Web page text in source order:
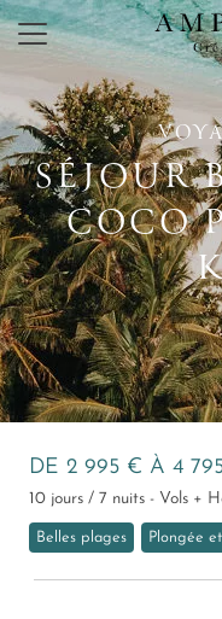
×
SÉJOUR
COCO
DE 2 995 € À 4
10 jours / 7 nuits - Vols +
Belles plages Plongée